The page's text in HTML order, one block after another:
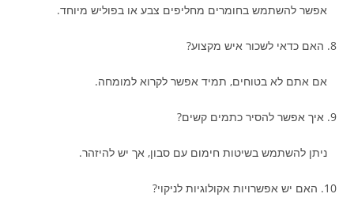
אפשר להשתמש בחומרים מחליפים צבע או בפוליש מיוחד.
8. האם כדאי לשכור איש מקצוע?
אם אתם לא בטוחים, תמיד אפשר לקרוא למומחה.
9. איך אפשר להסיר כתמים קשים?
ניתן להשתמש בשיטות חימום עם סבון, אך יש להיזהר.
10. האם יש אפשרויות אקולוגיות לניקוי?